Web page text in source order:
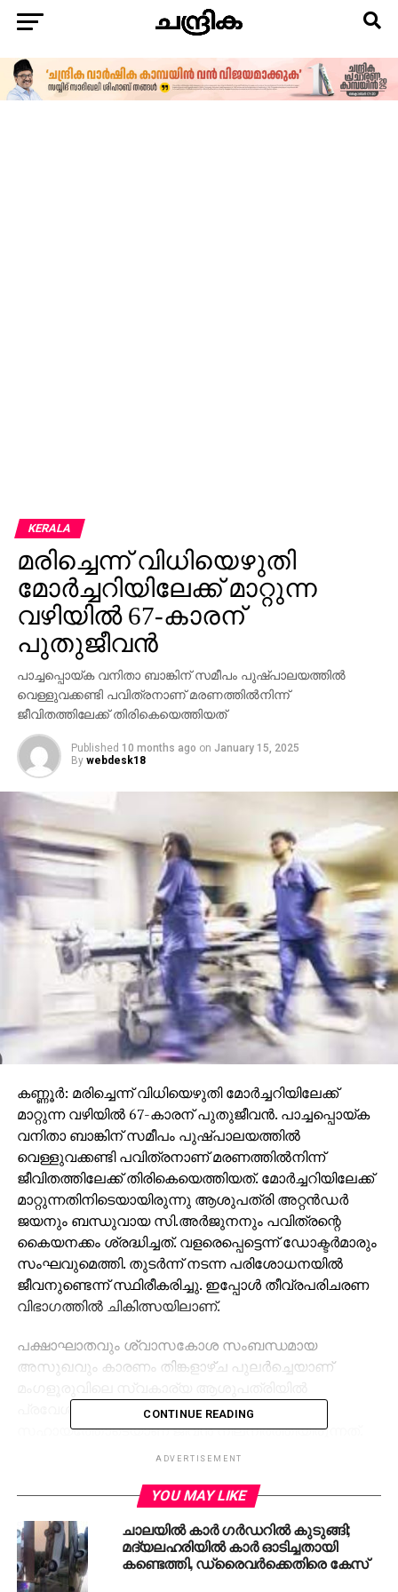
KERALA
മരിച്ചെന്ന് വിധിയെഴുതി
മോര്‍ച്ചറിയിലേക്ക് മാറ്റുന്ന
വഴിയില്‍ 67-കാരന്
പുതുജീവന്‍
പാച്ചപ്പൊയ്ക വനിതാ ബാങ്കിന് സമീപം പുഷ്പാലയത്തില്‍
വെള്ളുവക്കണ്ടി പവിത്രനാണ് മരണത്തില്‍നിന്ന്
ജീവിതത്തിലേക്ക് തിരികെയെത്തിയത്
Published 10 months ago on January 15, 2025
By webdesk18
കണ്ണൂര്‍: മരിച്ചെന്ന് വിധിയെഴുതി മോര്‍ച്ചറിയിലേക്ക്
മാറ്റുന്ന വഴിയില്‍ 67-കാരന് പുതുജീവന്‍. പാച്ചപ്പൊയ്ക
വനിതാ ബാങ്കിന് സമീപം പുഷ്പാലയത്തില്‍
വെള്ളുവക്കണ്ടി പവിത്രനാണ് മരണത്തില്‍നിന്ന്
ജീവിതത്തിലേക്ക് തിരികെയെത്തിയത്. മോര്‍ച്ചറിയിലേക്ക്
മാറ്റുന്നതിനിടെയായിരുന്നു ആശുപത്രി അറ്റന്‍ഡര്‍
ജയനും ബന്ധുവായ സി.അര്‍ജുനനും പവിത്രന്റെ
കൈയനക്കം ശ്രദ്ധിച്ചത്. വളരെപ്പെട്ടെന്ന് ഡോക്ടര്‍മാരും
സംഘവുമെത്തി. തുടര്‍ന്ന് നടന്ന പരിശോധനയില്‍
ജീവനുണ്ടെന്ന് സ്ഥിരീകരിച്ചു. ഇപ്പോള്‍ തീവ്രപരിചരണ
വിഭാഗത്തില്‍ ചികിത്സയിലാണ്.
പക്ഷാഘാതവും ശ്വാസകോശ സംബന്ധമായ
അസുഖവും കാരണം തിങ്കളാഴ്ച പുലര്‍ച്ചെയാണ്
പ്രവേശിപ്പിച്ചത്. വെന്റിലേറ്ററിന്റെ
സഹായത്തോടെയാണ് ജീവന്‍ നിലനിര്‍ത്തിയിരുന്നത്.
എന്നാല്‍, ആരോഗ്യനിലയില്‍ മാറ്റമില്ലാത്തതിനാല്‍
തിങ്കളാഴ്ച വൈകീട്ട് ആശുപത്രി അധികൃതര്‍
സ്ഥിരീകരിച്ചതിനെത്തുടര്‍ന്ന് വിവരം ആശുപത്രിയില്‍
കൂടെയുണ്ടായിരുന്നവര്‍ നാട്ടുകാരെയും
ബന്ധുക്കളെയും വിളിച്ചറിയിച്ചു. മരണവാര്‍ത്തയും
CONTINUE READING
ADVERTISEMENT
YOU MAY LIKE
ചാലയിൽ കാർ ഗർഡറിൽ കുടുങ്ങി;
മദ്യലഹരിയിൽ കാർ ഓടിച്ചതായി
കണ്ടെത്തി, ഡ്രൈവർക്കെതിരെ കേസ്